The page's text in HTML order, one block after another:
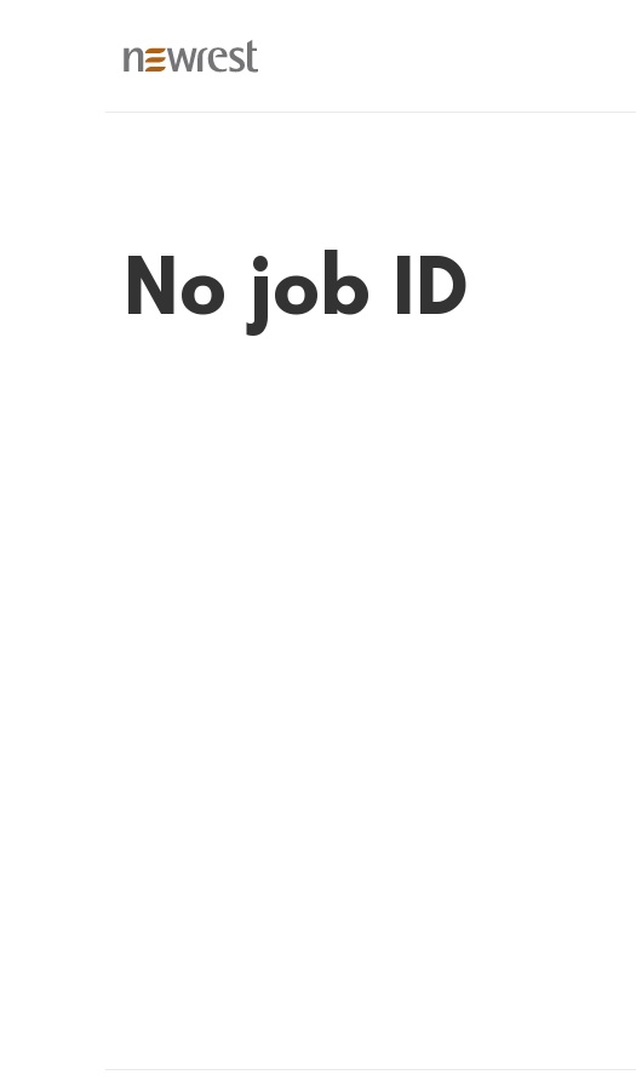
No job ID